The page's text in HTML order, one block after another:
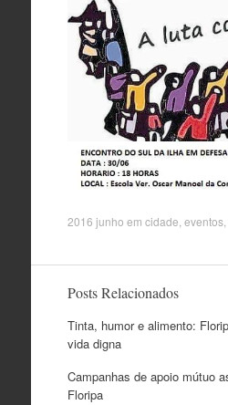
2016 junho em cidade,eventos,
Posts Relacionados
Tinta, humor e alimento:
vida digna
Campanhas de apoio mútuo
Floripa